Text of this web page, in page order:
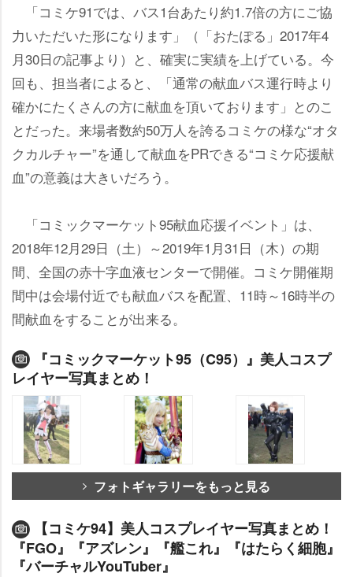
「コミケ91では、バス1台あたり約1.7倍の方にご協
力いただいた形になります」（「おたぽる」2017年4
月30日の記事より）と、確実に実績を上げている。今
回も、担当者によると、「通常の献血バス運行時より
確かにたくさんの方に献血を頂いております」とのこ
とだった。来場者数約50万人を誇るコミケの様な“オタ
クカルチャー”を通して献血をPRできる“コミケ応援献
血”の意義は大きいだろう。
「コミックマーケット95献血応援イベント」は、
2018年12月29日（土）～2019年1月31日（木）の期
間、全国の赤十字血液センターで開催。コミケ開催期
間中は会場付近でも献血バスを配置、11時～16時半の
間献血をすることが出来る。
『コミックマーケット95（C95）』美人コスプ
レイヤー写真まとめ！
フォトギャラリーをもっと見る
【コミケ94】美人コスプレイヤー写真まとめ！
『FGO』『アズレン』『艦これ』『はたらく細胞』
『バーチャルYouTuber』